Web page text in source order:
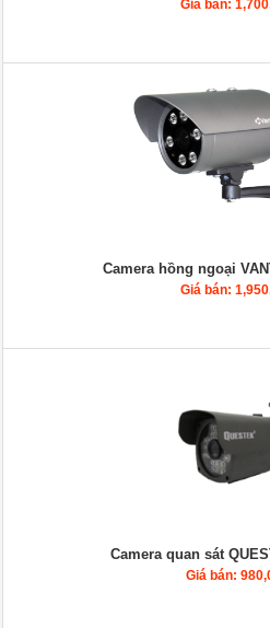
Giá bán:
Camera hồng ngoại
Giá bán:
Camera quan sát
Giá bán: